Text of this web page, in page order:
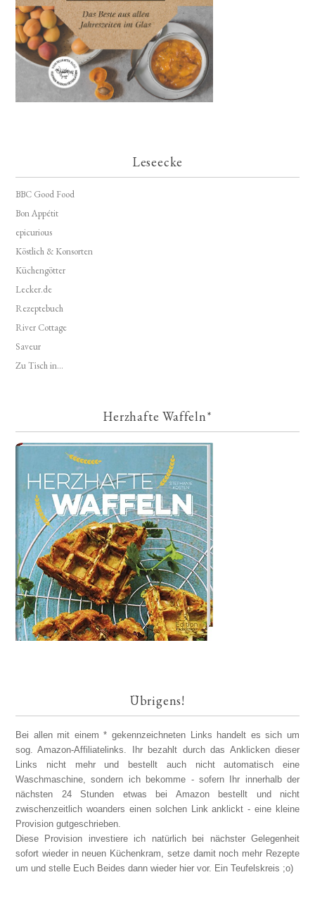
Leseecke
BBC Good Food
Bon Appétit
epicurious
Köstlich & Konsorten
Küchengötter
Lecker.de
Rezeptebuch
River Cottage
Saveur
Zu Tisch in...
Herzhafte Waffeln*
Übrigens!
Bei allen mit einem * gekennzeichneten Links handelt es sich um
sog. Amazon-Affiliatelinks. Ihr bezahlt durch das Anklicken dieser
Links nicht mehr und bestellt auch nicht automatisch eine
Waschmaschine, sondern ich bekomme - sofern Ihr innerhalb der
nächsten 24 Stunden etwas bei Amazon bestellt und nicht
zwischenzeitlich woanders einen solchen Link anklickt - eine kleine
Provision gutgeschrieben.
Diese Provision investiere ich natürlich bei nächster Gelegenheit
sofort wieder in neuen Küchenkram, setze damit noch mehr Rezepte
um und stelle Euch Beides dann wieder hier vor. Ein Teufelskreis ;o)